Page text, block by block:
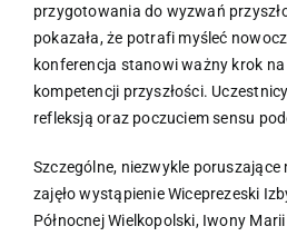
przygotowania do wyzwań
pokazała, że potrafi myśleć
konferencja stanowi ważny krok
kompetencji przyszłości.
refleksją oraz poczuciem sensu
Szczególne, niezwykle poruszające
zajęło wystąpienie Wiceprezeski
Północnej Wielkopolski, Iwony